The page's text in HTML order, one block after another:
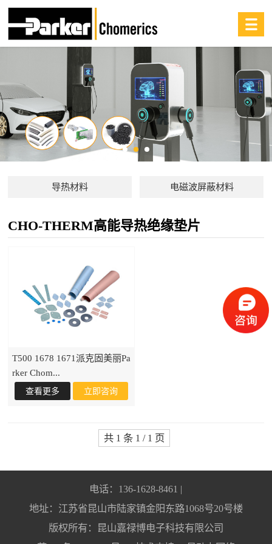
导热材料 电磁波屏蔽材料
CHO-THERM高能导热绝缘垫片
T500 1678 1671派克固美丽Pa
rker Chom...
共 1 条 1 / 1 页
电话：136-1628-8461 |
地址：江苏省昆山市陆家镇金阳东路1068号20号楼
版权所有：昆山嘉禄博电子科技有限公司